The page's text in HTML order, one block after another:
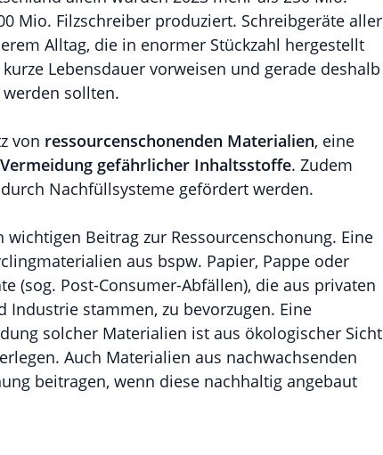
Mio. Filzschreiber produziert. Schreibgeräte aller
Alltag, die in enormer Stückzahl hergestellt
Lebensdauer vorweisen und gerade deshalb
sollten.
von ressourcenschonenden Materialien, eine
Vermeidung gefährlicher Inhaltsstoffe. Zudem
durch Nachfüllsysteme gefördert werden.
Beitrag zur Ressourcenschonung. Eine
aus bspw. Papier, Pappe oder
(sog. Post-Consumer-Abfällen), die aus privaten
Industrie stammen, zu bevorzugen. Eine
solcher Materialien ist aus ökologischer Sicht
Auch Materialien aus nachwachsenden
beitragen, wenn diese nachhaltig angebaut